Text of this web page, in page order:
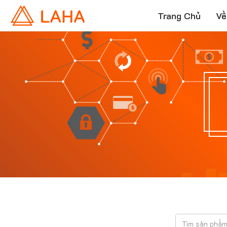
Trang Chủ
T